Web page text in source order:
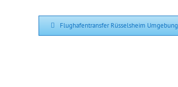
Flughafentransfer Rüsselsheim Umgebung